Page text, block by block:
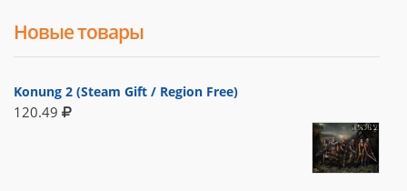
Новые товары
Konung 2 (Steam Gift / Region Free)
120.49